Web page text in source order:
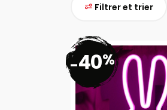
Filtrer et trier
-40%